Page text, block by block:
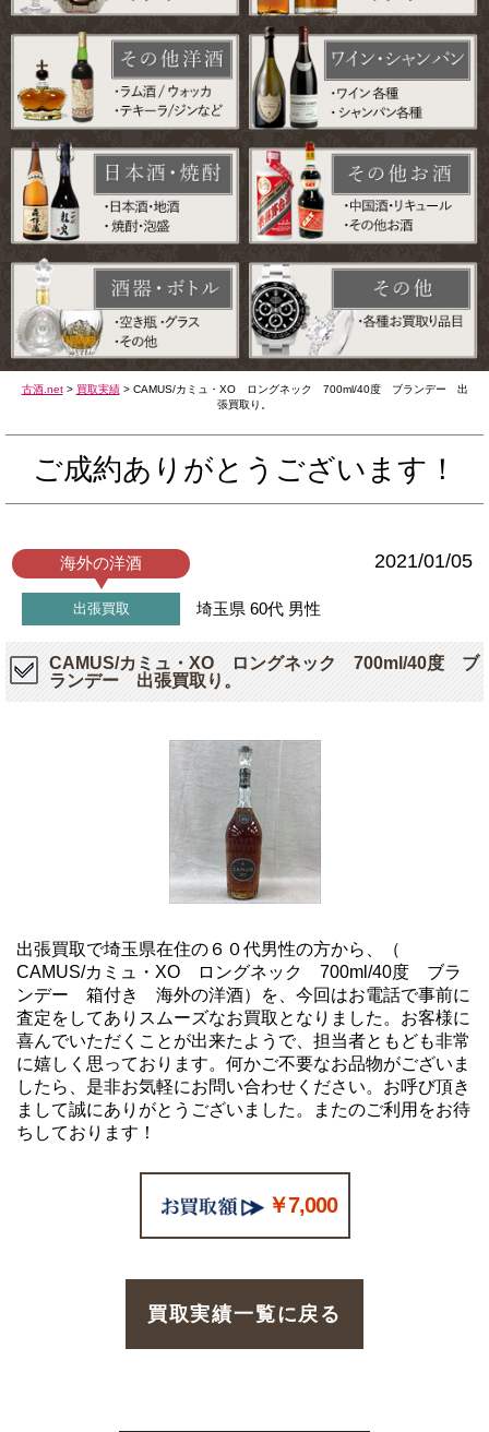
古酒.net> 買取実績> CAMUS/カミュ・XO ロングネック 700ml/40度 ブランデー 出
張買取り。
ご成約ありがとうございます！
海外の洋酒 2021/01/05
出張買取 埼玉県 60代 男性
CAMUS/カミュ・XO ロングネック 700ml/40度 ブ
ランデー 出張買取り。
出張買取で埼玉県在住の６０代男性の方から、（
CAMUS/カミュ・XO ロングネック 700ml/40度 ブラ
ンデー 箱付き 海外の洋酒）を、今回はお電話で事前に
査定をしてありスムーズなお買取となりました。お客様に
喜んでいただくことが出来たようで、担当者ともども非常
に嬉しく思っております。何かご不要なお品物がございま
したら、是非お気軽にお問い合わせください。お呼び頂き
まして誠にありがとうございました。またのご利用をお待
ちしております！
￥7,000
買取実績一覧に戻る